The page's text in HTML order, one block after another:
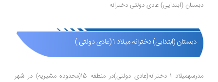
دبستان (ابتدایی) عادی دولتی دخترانه
دبستان (ابتدایی) دخترانه میلاد 1 (عادی دولتی )
مدرسهمیلاد 1 دخترانه(عادی دولتی)در منطقه 15(محدوده مشیریه) در شهر